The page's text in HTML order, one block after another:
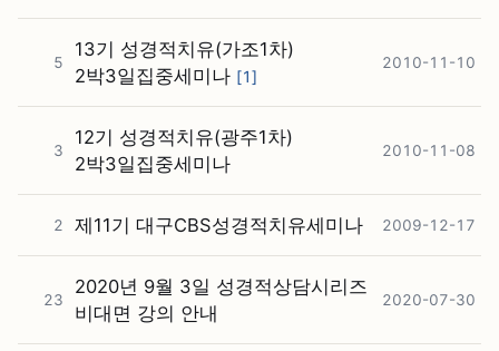
5
13기 성경적치유(가조1차)
2박3일집중세미나 [1]
2010-11-10
3
12기 성경적치유(광주1차)
2박3일집중세미나
2010-11-08
2 제11기 대구CBS성경적치유세미나 2009-12-17
23
2020년 9월 3일 성경적상담시리즈
비대면 강의 안내
2020-07-30